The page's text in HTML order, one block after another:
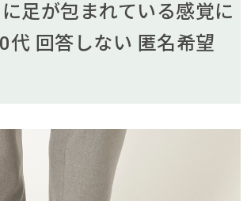
足が包まれている感覚に
代 回答しない 匿名希望